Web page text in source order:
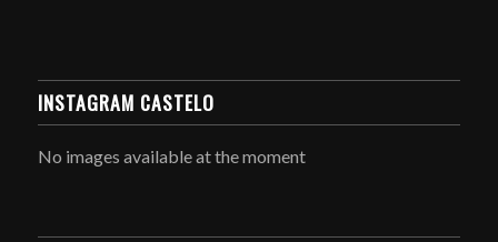
INSTAGRAM CASTELO
No images available at the moment